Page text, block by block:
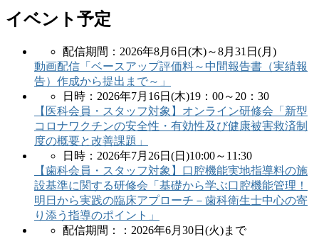
イベント予定
配信期間：2026年8月6日(木)～8月31日(月)
動画配信「ベースアップ評価料～中間報告書（実績報
告）作成から提出まで～」
日時：2026年7月16日(木)19：00～20：30
【医科会員・スタッフ対象】オンライン研修会「新型
コロナワクチンの安全性・有効性及び健康被害救済制
度の概要と改善課題」
日時：2026年7月26日(日)10:00～11:30
【歯科会員・スタッフ対象】口腔機能実地指導料の施
設基準に関する研修会「基礎から学ぶ口腔機能管理！
明日から実践の臨床アプローチ－歯科衛生士中心の寄
り添う指導のポイント」
配信期間：：2026年6月30日(火)まで